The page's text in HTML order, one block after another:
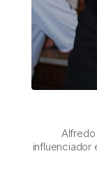
Alfredo
influenciador